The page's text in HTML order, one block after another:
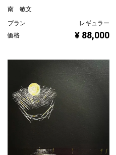
南 敏文
プラン
レギュラー
価格
¥ 88,000